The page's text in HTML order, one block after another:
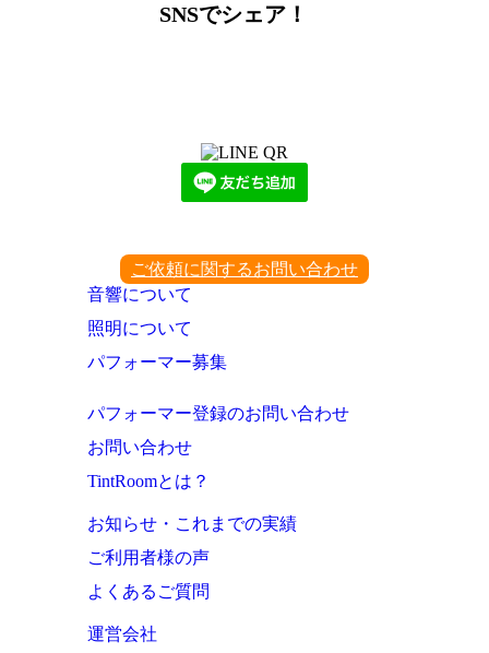
SNSでシェア！
ご依頼に関するお問い合わせ
音響について
照明について
パフォーマー募集
パフォーマー登録のお問い合わせ
お問い合わせ
TintRoomとは？
お知らせ・これまでの実績
ご利用者様の声
よくあるご質問
運営会社